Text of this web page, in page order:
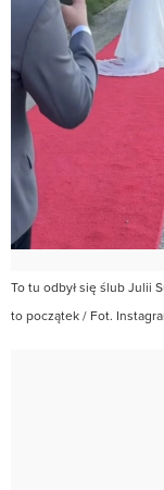
To tu odbył się ślub Julii
to początek / Fot.